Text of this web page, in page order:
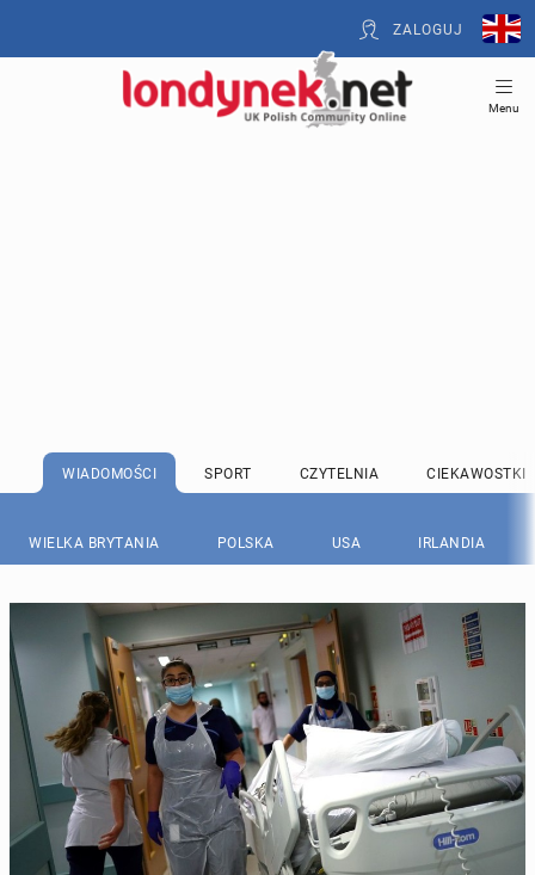
ZALOGUJ
Menu
WIADOMOŚCI SPORT CZYTELNIA CIEKAWOSTKI
WIELKA BRYTANIA POLSKA USA IRLANDIA